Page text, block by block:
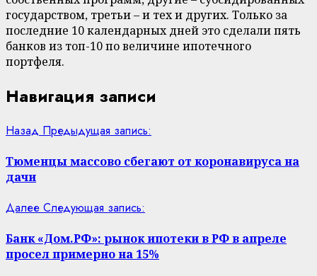
государством, третьи – и тех и других. Только за
последние 10 календарных дней это сделали пять
банков из топ-10 по величине ипотечного
портфеля.
Навигация записи
Назад Предыдущая запись:
Тюменцы массово сбегают от коронавируса на
дачи
Далее Следующая запись:
Банк «Дом.РФ»: рынок ипотеки в РФ в апреле
просел примерно на 15%